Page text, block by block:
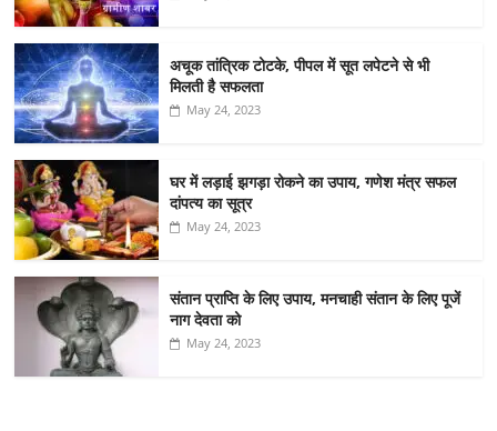
अचूक तांत्रिक टोटके, पीपल में सूत लपेटने से भी
मिलती है सफलता
May 24, 2023
घर में लड़ाई झगड़ा रोकने का उपाय, गणेश मंत्र सफल
दांपत्य का सूत्र
May 24, 2023
संतान प्राप्ति के लिए उपाय, मनचाही संतान के लिए पूजें
नाग देवता को
May 24, 2023